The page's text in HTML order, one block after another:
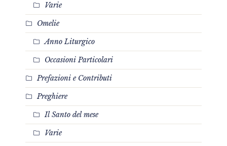
Varie
Omelie
Anno Liturgico
Occasioni Particolari
Prefazioni e Contributi
Preghiere
Il Santo del mese
Varie